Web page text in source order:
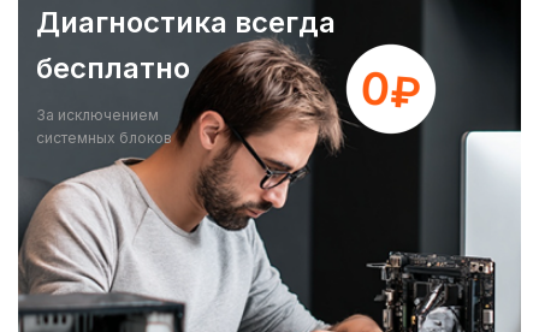
Диагностика всегда
бесплатно
За исключением
системных блоков